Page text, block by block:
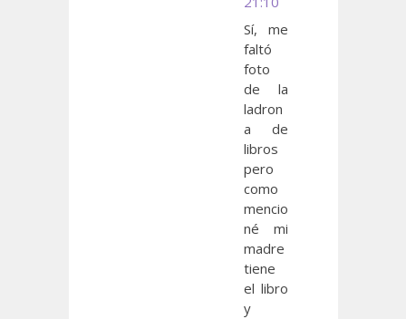
Sí, me
faltó
foto
de la
ladron
a de
libros
pero
como
mencio
né mi
madre
tiene
el libro
y